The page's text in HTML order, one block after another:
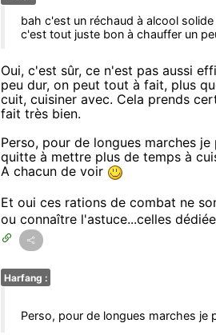
bah c'est un réchaud à alcool solide
c'est tout juste bon à chauffer un
Oui, c'est sûr, ce n'est pas aussi
peu dur, on peut tout à fait, plus
cuit, cuisiner avec. Cela prends
fait très bien.
Perso, pour de longues marches
quitte à mettre plus de temps à
A chacun de voir
Et oui ces rations de combat ne
ou connaître l'astuce...celles
Harfang :
Perso, pour de longues marches je